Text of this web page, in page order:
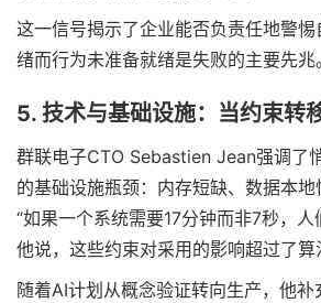
这一信号揭示了企业能否负责任地警
绪而行为未准备就绪是失败的主要先兆。
5. 技术与基础设施：当约束转
群联电子CTO Sebastien Jean强调了
的基础设施瓶颈：内存短缺、数据本地
“如果一个系统需要17分钟而非7秒，人
他说，这些约束对采用的影响超过了算
随着AI计划从概念验证转向生产，他